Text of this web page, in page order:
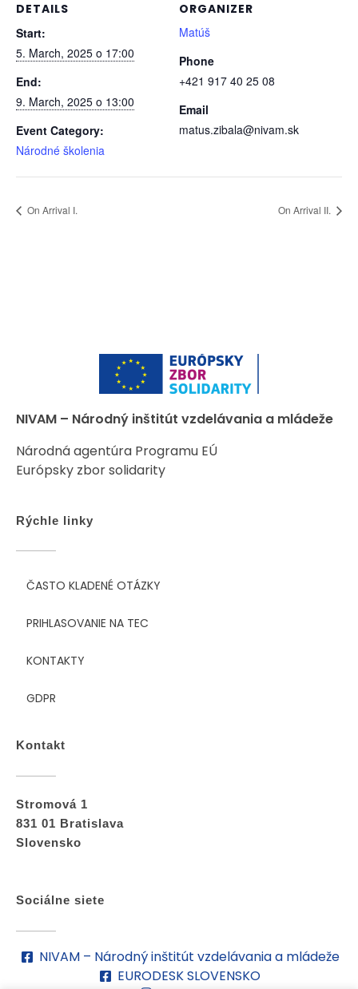
DETAILS
Start:
5. March, 2025 o 17:00
End:
9. March, 2025 o 13:00
Event Category:
Národné školenia
ORGANIZER
Matúš
Phone
+421 917 40 25 08
Email
matus.zibala@nivam.sk
On Arrival I. On Arrival II.
NIVAM – Národný inštitút vzdelávania a mládeže
Národná agentúra Programu EÚ
Európsky zbor solidarity
Rýchle linky
ČASTO KLADENÉ OTÁZKY
PRIHLASOVANIE NA TEC
KONTAKTY
GDPR
Kontakt
Stromová 1
831 01 Bratislava
Slovensko
Sociálne siete
NIVAM – Národný inštitút vzdelávania a mládeže
EURODESK SLOVENSKO